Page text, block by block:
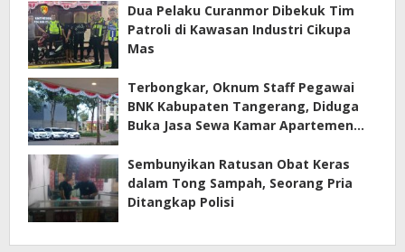
Terkait Sewa Kamar Per Jam
Dua Pelaku Curanmor Dibekuk Tim
Patroli di Kawasan Industri Cikupa
Mas
Terbongkar, Oknum Staff Pegawai
BNK Kabupaten Tangerang, Diduga
Buka Jasa Sewa Kamar Apartemen
Sembunyikan Ratusan Obat Keras
dalam Tong Sampah, Seorang Pria
Ditangkap Polisi